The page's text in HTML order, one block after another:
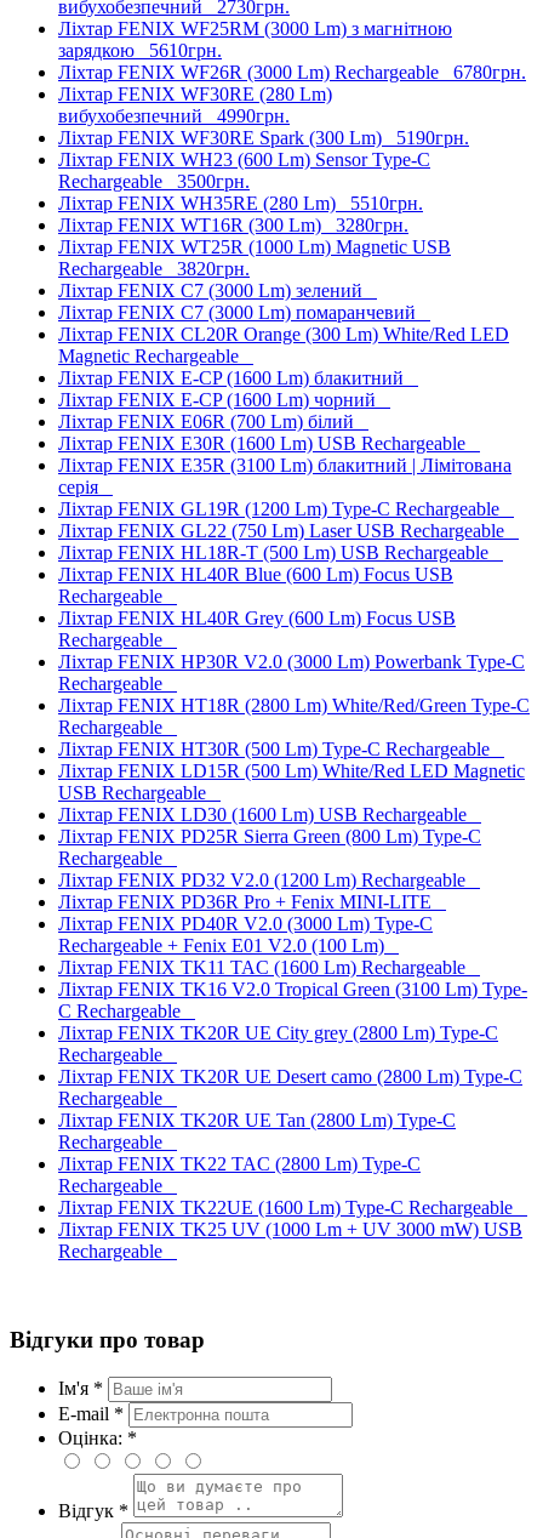
вибухобезпечний 2730грн.
Ліхтар FENIX WF25RM (3000 Lm) з магнітною
зарядкою 5610грн.
Ліхтар FENIX WF26R (3000 Lm) Rechargeable 6780грн.
Ліхтар FENIX WF30RE (280 Lm)
вибухобезпечний 4990грн.
Ліхтар FENIX WF30RE Spark (300 Lm) 5190грн.
Ліхтар FENIX WH23 (600 Lm) Sensor Type-C
Rechargeable 3500грн.
Ліхтар FENIX WH35RE (280 Lm) 5510грн.
Ліхтар FENIX WT16R (300 Lm) 3280грн.
Ліхтар FENIX WT25R (1000 Lm) Magnetic USB
Rechargeable 3820грн.
Ліхтар FENIX C7 (3000 Lm) зелений
Ліхтар FENIX C7 (3000 Lm) помаранчевий
Ліхтар FENIX CL20R Orange (300 Lm) White/Red LED
Magnetic Rechargeable
Ліхтар FENIX E-CP (1600 Lm) блакитний
Ліхтар FENIX E-CP (1600 Lm) чорний
Ліхтар FENIX E06R (700 Lm) білий
Ліхтар FENIX E30R (1600 Lm) USB Rechargeable
Ліхтар FENIX E35R (3100 Lm) блакитний | Лімітована
серія
Ліхтар FENIX GL19R (1200 Lm) Type-C Rechargeable
Ліхтар FENIX GL22 (750 Lm) Laser USB Rechargeable
Ліхтар FENIX HL18R-T (500 Lm) USB Rechargeable
Ліхтар FENIX HL40R Blue (600 Lm) Focus USB
Rechargeable
Ліхтар FENIX HL40R Grey (600 Lm) Focus USB
Rechargeable
Ліхтар FENIX HP30R V2.0 (3000 Lm) Powerbank Type-C
Rechargeable
Ліхтар FENIX HT18R (2800 Lm) White/Red/Green Type-C
Rechargeable
Ліхтар FENIX HT30R (500 Lm) Type-C Rechargeable
Ліхтар FENIX LD15R (500 Lm) White/Red LED Magnetic
USB Rechargeable
Ліхтар FENIX LD30 (1600 Lm) USB Rechargeable
Ліхтар FENIX PD25R Sierra Green (800 Lm) Type-C
Rechargeable
Ліхтар FENIX PD32 V2.0 (1200 Lm) Rechargeable
Ліхтар FENIX PD36R Pro + Fenix MINI-LITE
Ліхтар FENIX PD40R V2.0 (3000 Lm) Type-C
Rechargeable + Fenix E01 V2.0 (100 Lm)
Ліхтар FENIX TK11 TAC (1600 Lm) Rechargeable
Ліхтар FENIX TK16 V2.0 Tropical Green (3100 Lm) Type-
C Rechargeable
Ліхтар FENIX TK20R UE City grey (2800 Lm) Type-C
Rechargeable
Ліхтар FENIX TK20R UE Desert camo (2800 Lm) Type-C
Rechargeable
Ліхтар FENIX TK20R UE Tan (2800 Lm) Type-C
Rechargeable
Ліхтар FENIX TK22 TAC (2800 Lm) Type-C
Rechargeable
Ліхтар FENIX TK22UE (1600 Lm) Type-C Rechargeable
Ліхтар FENIX TK25 UV (1000 Lm + UV 3000 mW) USB
Rechargeable
Відгуки про товар
Ім'я *
E-mail *
Оцінка: *
Відгук *